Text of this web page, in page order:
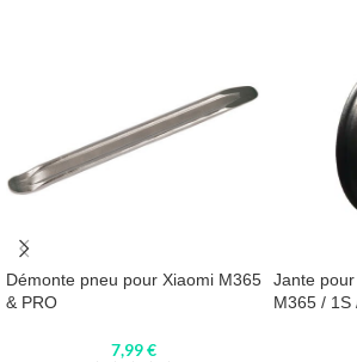
Démonte pneu pour Xiaomi M365
& PRO
7,99€
Jante
M365 / 1S